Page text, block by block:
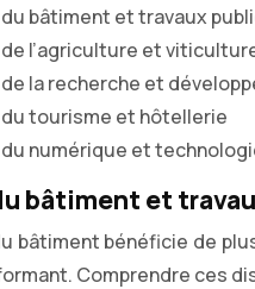
bâtiment et travaux
l’agriculture et
la recherche et
tourisme et hôtellerie
numérique et
bâtiment et
bâtiment bénéficie de
Comprendre ces